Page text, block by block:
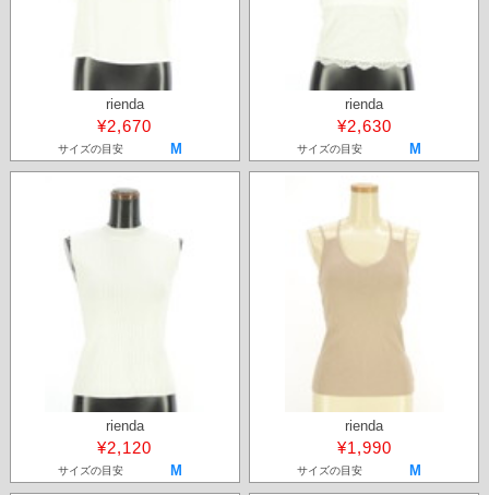
rienda
¥2,670
サイズの目安 M
rienda
¥2,630
サイズの目安 M
rienda
¥2,120
サイズの目安 M
rienda
¥1,990
サイズの目安 M